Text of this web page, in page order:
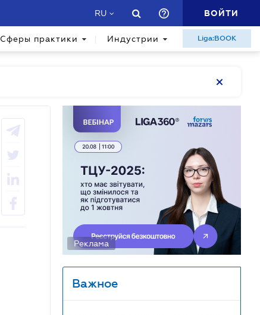
RU ВОЙТИ
Сферы практики Индустрии Liga:BOOK
Реклама
Важное